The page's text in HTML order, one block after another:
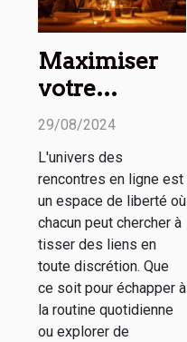
Maximiser
votre
expérience
de
rencontres
discrètes
29/08/2024
L'univers des
rencontres en ligne est
un espace de liberté où
chacun peut chercher à
tisser des liens en
toute discrétion. Que
ce soit pour échapper à
la routine quotidienne
ou explorer de